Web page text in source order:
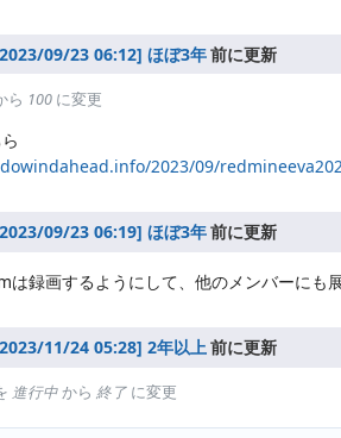
ほぼ3年前に更新
ら 100 に変更
2023/09/
ほぼ3年前に更新
は録画するようにして、他のメンバーにも
2年以上前に更新
進行中から 終了 に変更